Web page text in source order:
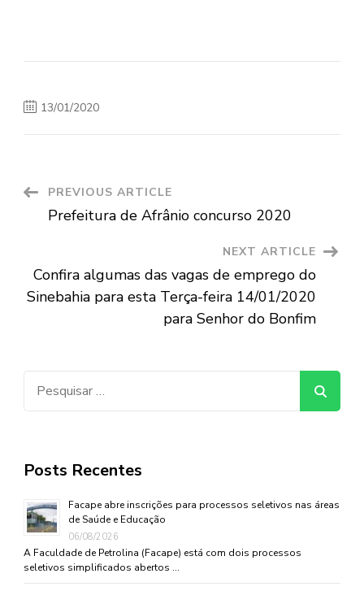
13/01/2020
Post
Navigation
PREVIOUS ARTICLE
Prefeitura de Afrânio concurso 2020
NEXT ARTICLE
Confira algumas das vagas de emprego do
Sinebahia para esta Terça-feira 14/01/2020
para Senhor do Bonfim
Posts Recentes
Facape abre inscrições para processos seletivos nas áreas
de Saúde e Educação
06/08/2026
A Faculdade de Petrolina (Facape) está com dois processos
seletivos simplificados abertos …